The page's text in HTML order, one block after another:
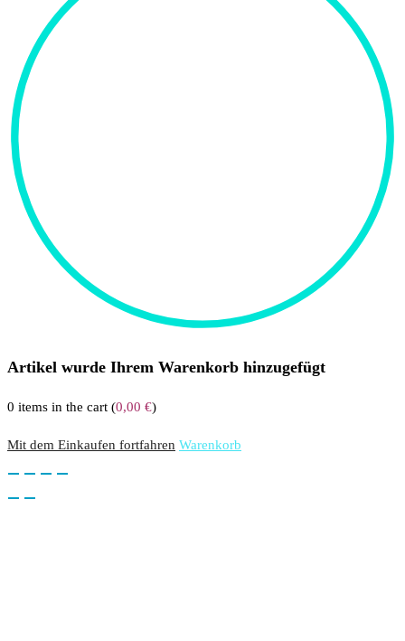
Artikel wurde Ihrem Warenkorb hinzugefügt
0 items in the cart (0,00 €)
Mit dem Einkaufen fortfahren Warenkorb